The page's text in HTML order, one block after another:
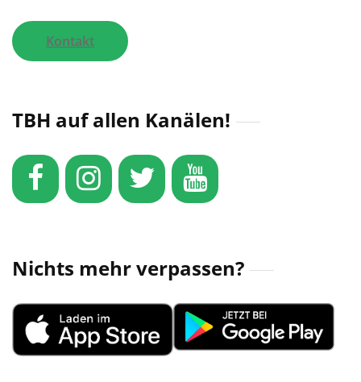
Kontakt
TBH auf allen Kanälen!
Nichts mehr verpassen?